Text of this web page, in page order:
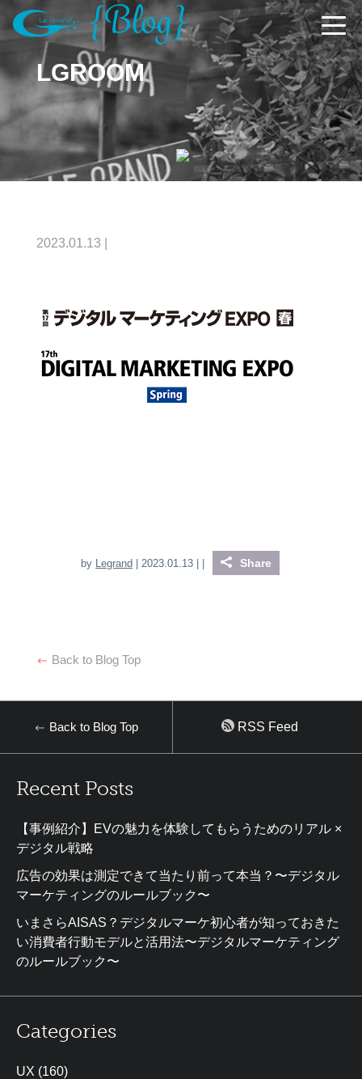
LGROOM
2023.01.13
by Legrand | 2023.01.13 | Share
Back to Blog Top
Back to Blog Top RSS Feed
Recent Posts
【事例紹介】EVの魅力を体験してもらうためのリアル ×
デジタル戦略
広告の効果は測定できて当たり前って本当？〜デジタル
マーケティングのルールブック〜
いまさらAISAS？デジタルマーケ初心者が知っておきた
い消費者行動モデルと活用法〜デジタルマーケティング
のルールブック〜
Categories
UX (160)